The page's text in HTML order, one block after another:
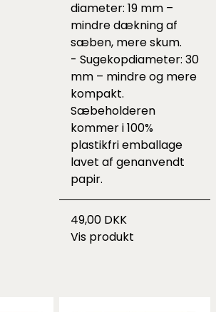
diameter: 19 mm –
mindre dækning af
sæben, mere skum.
- Sugekopdiameter: 30
mm – mindre og mere
kompakt.
Sæbeholderen
kommer i 100%
plastikfri emballage
lavet af genanvendt
papir.
49,00 DKK
Vis produkt